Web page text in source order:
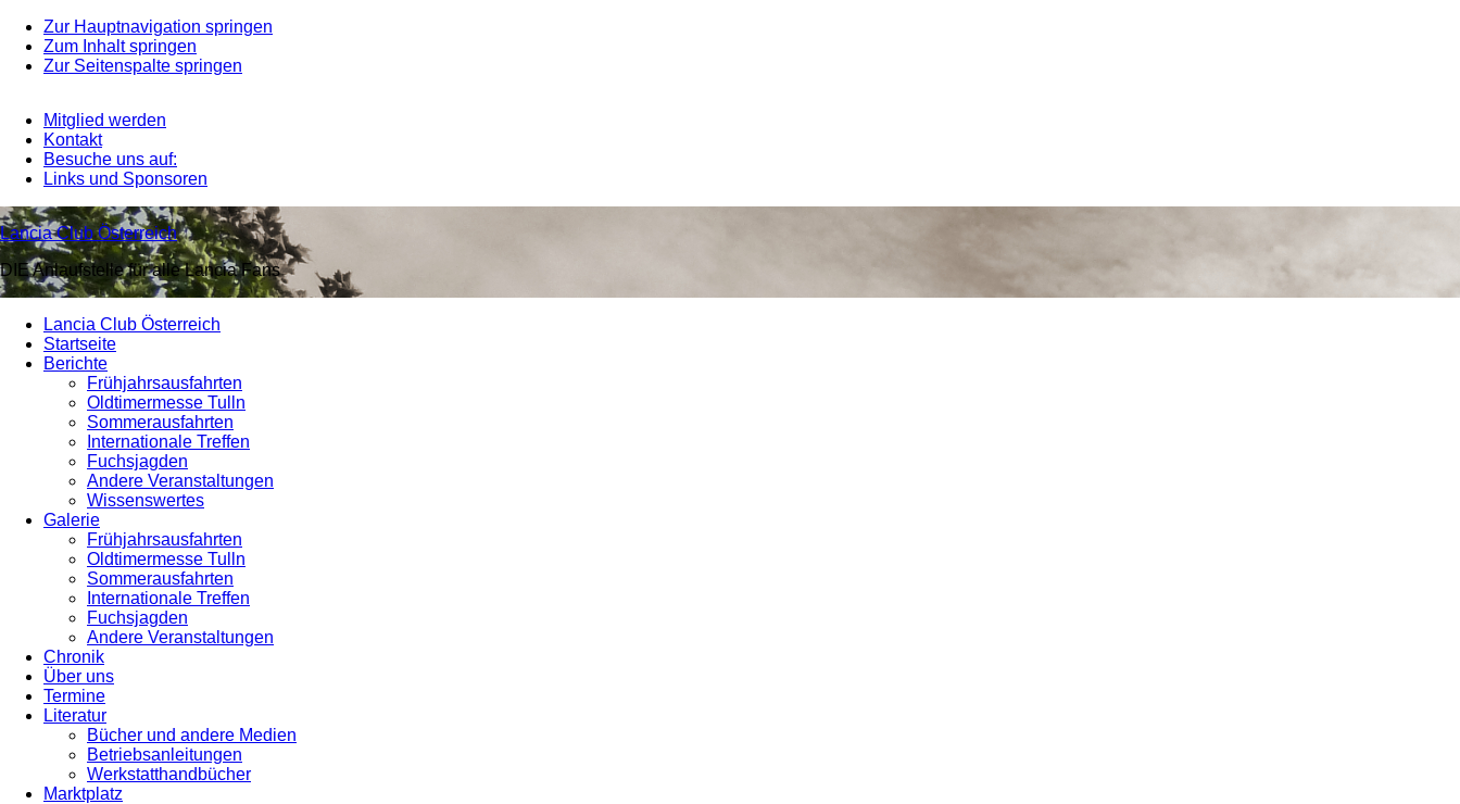
Zur Hauptnavigation springen
Zum Inhalt springen
Zur Seitenspalte springen
Mitglied werden
Kontakt
Besuche uns auf:
Links und Sponsoren
Lancia Club Österreich
DIE Anlaufstelle für alle Lancia Fans
Lancia Club Österreich
Startseite
Berichte
Frühjahrsausfahrten
Oldtimermesse Tulln
Sommerausfahrten
Internationale Treffen
Fuchsjagden
Andere Veranstaltungen
Wissenswertes
Galerie
Frühjahrsausfahrten
Oldtimermesse Tulln
Sommerausfahrten
Internationale Treffen
Fuchsjagden
Andere Veranstaltungen
Chronik
Über uns
Termine
Literatur
Bücher und andere Medien
Betriebsanleitungen
Werkstatthandbücher
Marktplatz